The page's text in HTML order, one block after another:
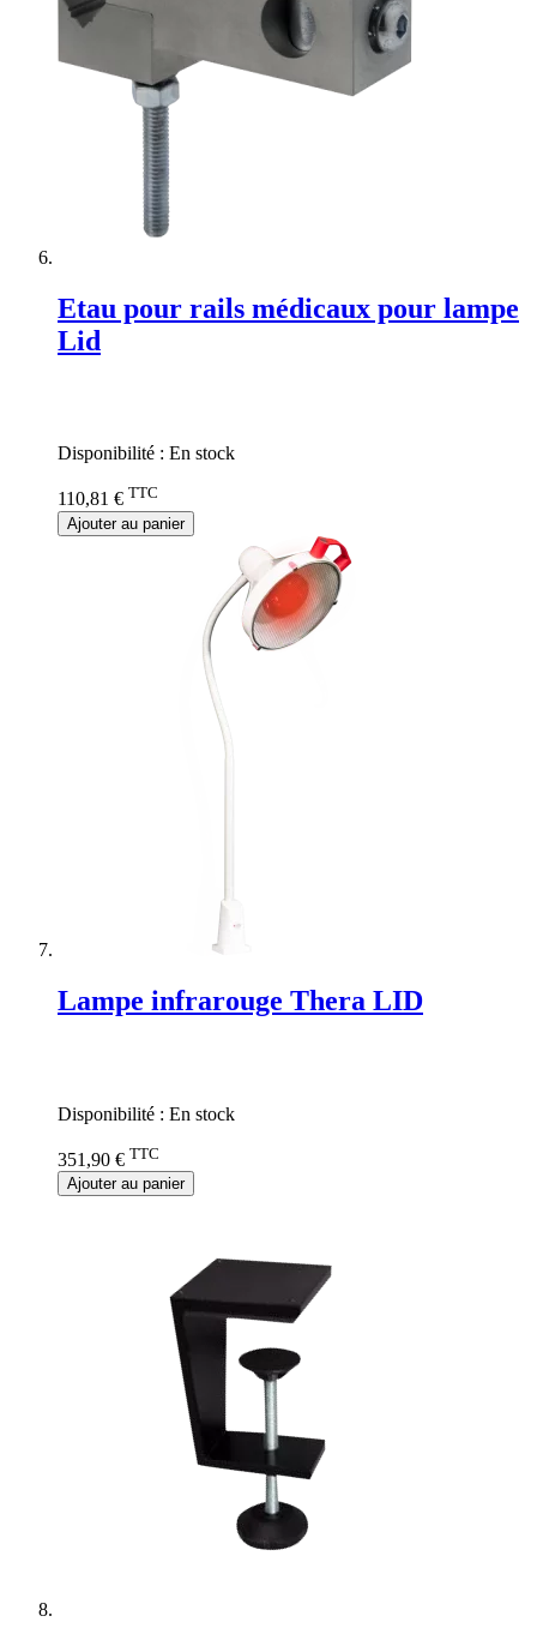
Etau pour rails médicaux pour lampe
Lid
Disponibilité : En stock
110,81 € TTC
Ajouter au panier
Lampe infrarouge Thera LID
Disponibilité : En stock
351,90 € TTC
Ajouter au panier